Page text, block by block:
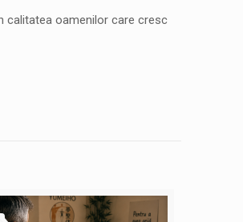
calitatea oamenilor care cresc